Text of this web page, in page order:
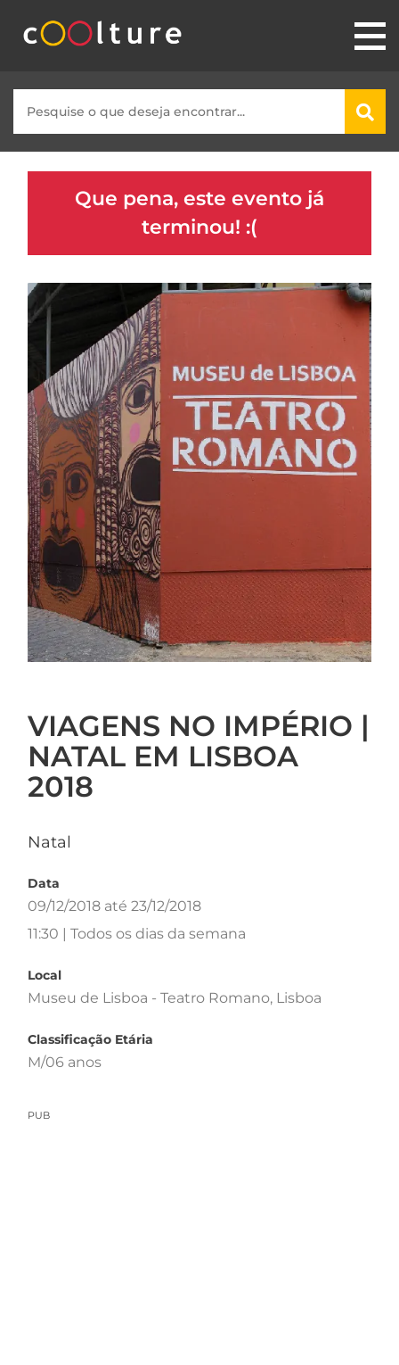
Que pena, este evento já
terminou! :(
VIAGENS NO IMPÉRIO |
NATAL EM LISBOA
2018
Natal
Data
09/12/2018 até 23/12/2018
11:30 | Todos os dias da semana
Local
Museu de Lisboa - Teatro Romano, Lisboa
Classificação Etária
M/06 anos
PUB